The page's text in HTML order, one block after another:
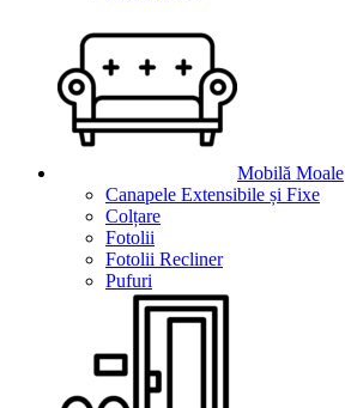
Mobilă Moale
Canapele Extensibile și Fixe
Colțare
Fotolii
Fotolii Recliner
Pufuri